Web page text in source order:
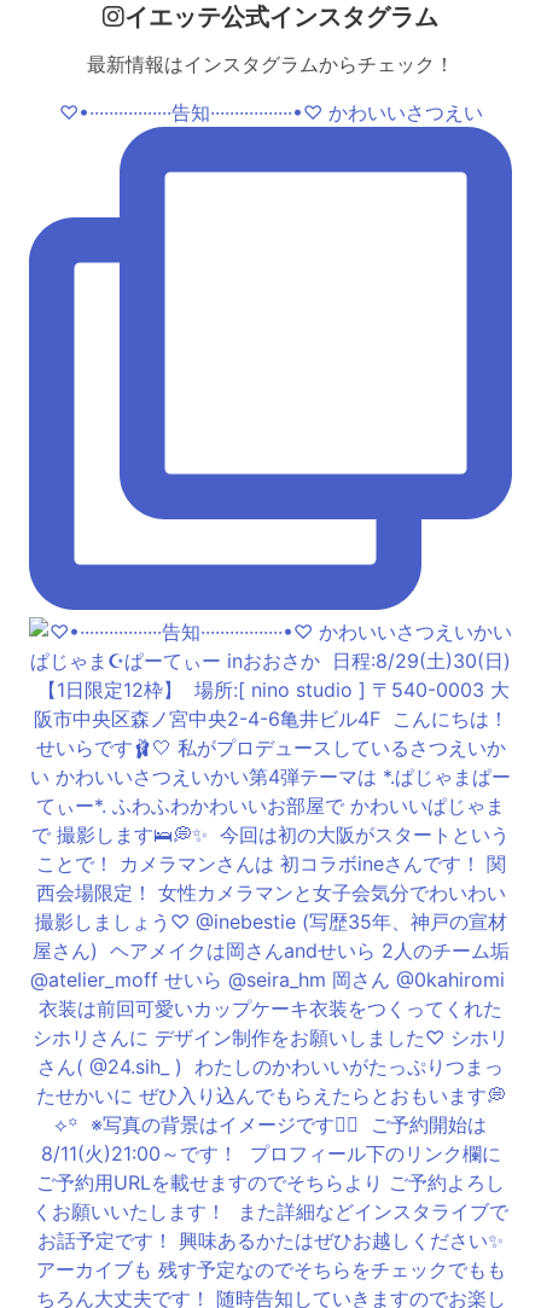
イエッテ公式インスタグラム
最新情報はインスタグラムからチェック！
♡•·················告知·················•♡ かわいいさつえい